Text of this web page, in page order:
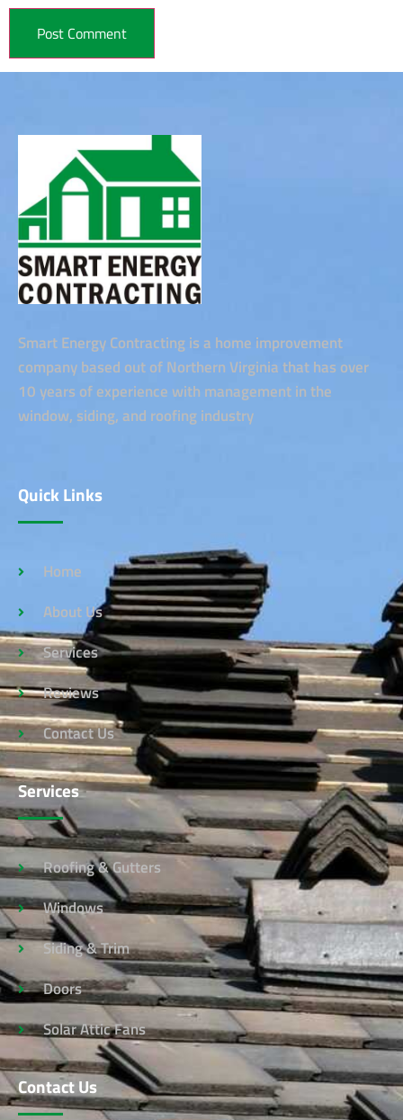
Smart Energy Contracting is a home improvement
company based out of Northern Virginia that has over
10 years of experience with management in the
window, siding, and roofing industry
Quick Links
Home
About Us
Services
Reviews
Contact Us
Services
Roofing & Gutters
Windows
Siding & Trim
Doors
Solar Attic Fans
Contact Us